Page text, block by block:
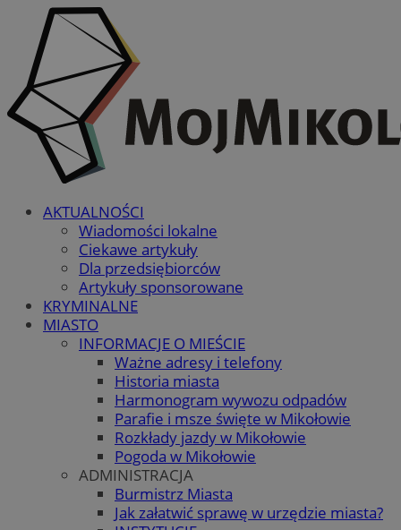
AKTUALNOŚCI
Wiadomości lokalne
Ciekawe artykuły
Dla przedsiębiorców
Artykuły sponsorowane
KRYMINALNE
MIASTO
INFORMACJE O MIEŚCIE
Ważne adresy i telefony
Historia miasta
Harmonogram wywozu odpadów
Parafie i msze święte w Mikołowie
Rozkłady jazdy w Mikołowie
Pogoda w Mikołowie
ADMINISTRACJA
Burmistrz Miasta
Jak załatwić sprawę w urzędzie miasta?